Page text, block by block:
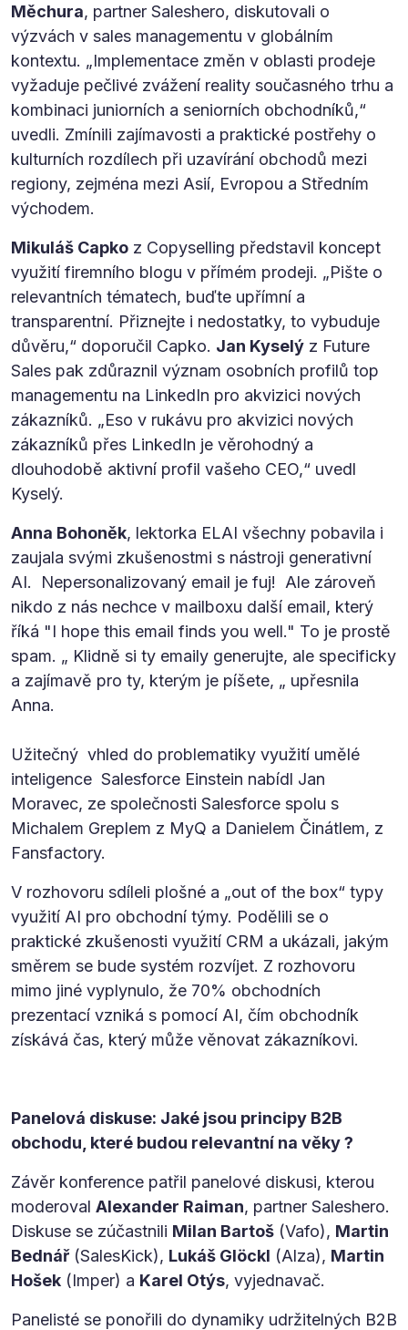
Měchura, partner Saleshero, diskutovali o
výzvách v sales managementu v globálním
kontextu. „Implementace změn v oblasti prodeje
vyžaduje pečlivé zvážení reality současného trhu a
kombinaci juniorních a seniorních obchodníků,“
uvedli. Zmínili zajímavosti a praktické postřehy o
kulturních rozdílech při uzavírání obchodů mezi
regiony, zejména mezi Asií, Evropou a Středním
východem.
Mikuláš Capko z Copyselling představil koncept
využití firemního blogu v přímém prodeji. „Pište o
relevantních tématech, buďte upřímní a
transparentní. Přiznejte i nedostatky, to vybuduje
důvěru,“ doporučil Capko. Jan Kyselý z Future
Sales pak zdůraznil význam osobních profilů top
managementu na LinkedIn pro akvizici nových
zákazníků. „Eso v rukávu pro akvizici nových
zákazníků přes LinkedIn je věrohodný a
dlouhodobě aktivní profil vašeho CEO,“ uvedl
Kyselý.
Anna Bohoněk, lektorka ELAI všechny pobavila i
zaujala svými zkušenostmi s nástroji generativní
AI. Nepersonalizovaný email je fuj! Ale zároveň
nikdo z nás nechce v mailboxu další email, který
říká "I hope this email finds you well." To je prostě
spam. „ Klidně si ty emaily generujte, ale specificky
a zajímavě pro ty, kterým je píšete, „ upřesnila
Anna.
Užitečný vhled do problematiky využití umělé
inteligence Salesforce Einstein nabídl Jan
Moravec, ze společnosti Salesforce spolu s
Michalem Greplem z MyQ a Danielem Činátlem, z
Fansfactory.
V rozhovoru sdíleli plošné a „out of the box“ typy
využití AI pro obchodní týmy. Podělili se o
praktické zkušenosti využití CRM a ukázali, jakým
směrem se bude systém rozvíjet. Z rozhovoru
mimo jiné vyplynulo, že 70% obchodních
prezentací vzniká s pomocí AI, čím obchodník
získává čas, který může věnovat zákazníkovi.
Panelová diskuse: Jaké jsou principy B2B
obchodu, které budou relevantní na věky ?
Závěr konference patřil panelové diskusi, kterou
moderoval Alexander Raiman, partner Saleshero.
Diskuse se zúčastnili Milan Bartoš (Vafo), Martin
Bednář(SalesKick), Lukáš Glöckl (Alza), Martin
Hošek (Imper) a Karel Otýs, vyjednavač.
Panelisté se ponořili do dynamiky udržitelných B2B